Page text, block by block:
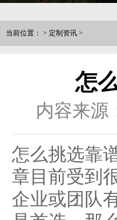
当前位置： > 定制资讯 >
怎
内容来源
怎么挑选靠
章目前受到
企业或团队